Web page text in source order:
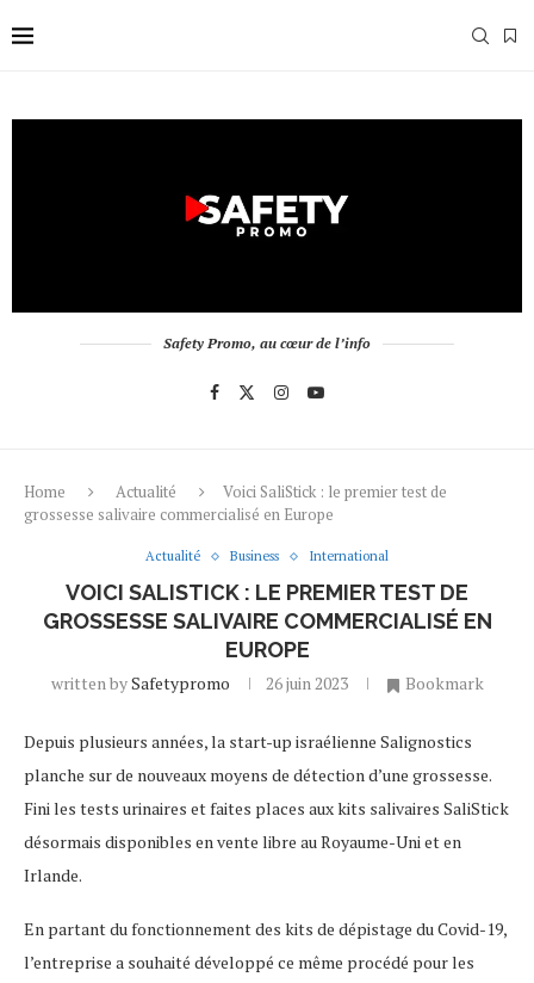
Safety Promo, au cœur de l’info
Home Actualité
Voici SaliStick : le premier test de
grossesse salivaire commercialisé en Europe
Actualité Business International
VOICI SALISTICK : LE PREMIER TEST DE
GROSSESSE SALIVAIRE COMMERCIALISÉ EN
EUROPE
written bySafetypromo 26 juin 2023 Bookmark
Depuis plusieurs années, la start-up israélienne Salignostics
planche sur de nouveaux moyens de détection d’une grossesse.
Fini les tests urinaires et faites places aux kits salivaires SaliStick
désormais disponibles en vente libre au Royaume-Uni et en
Irlande.
En partant du fonctionnement des kits de dépistage du Covid-19,
l’entreprise a souhaité développé ce même procédé pour les